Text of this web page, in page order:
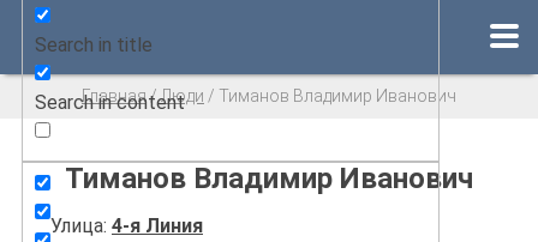
Search in title
Search in content
Главная/Люди / Тиманов Владимир Иванович
Тиманов Владимир Иванович
Улица: 4-я Линия